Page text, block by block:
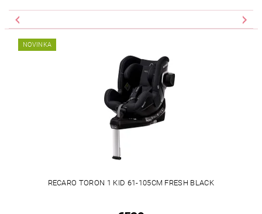
NOVINKA
RECARO TORON 1 KID 61-105CM FRESH BLACK